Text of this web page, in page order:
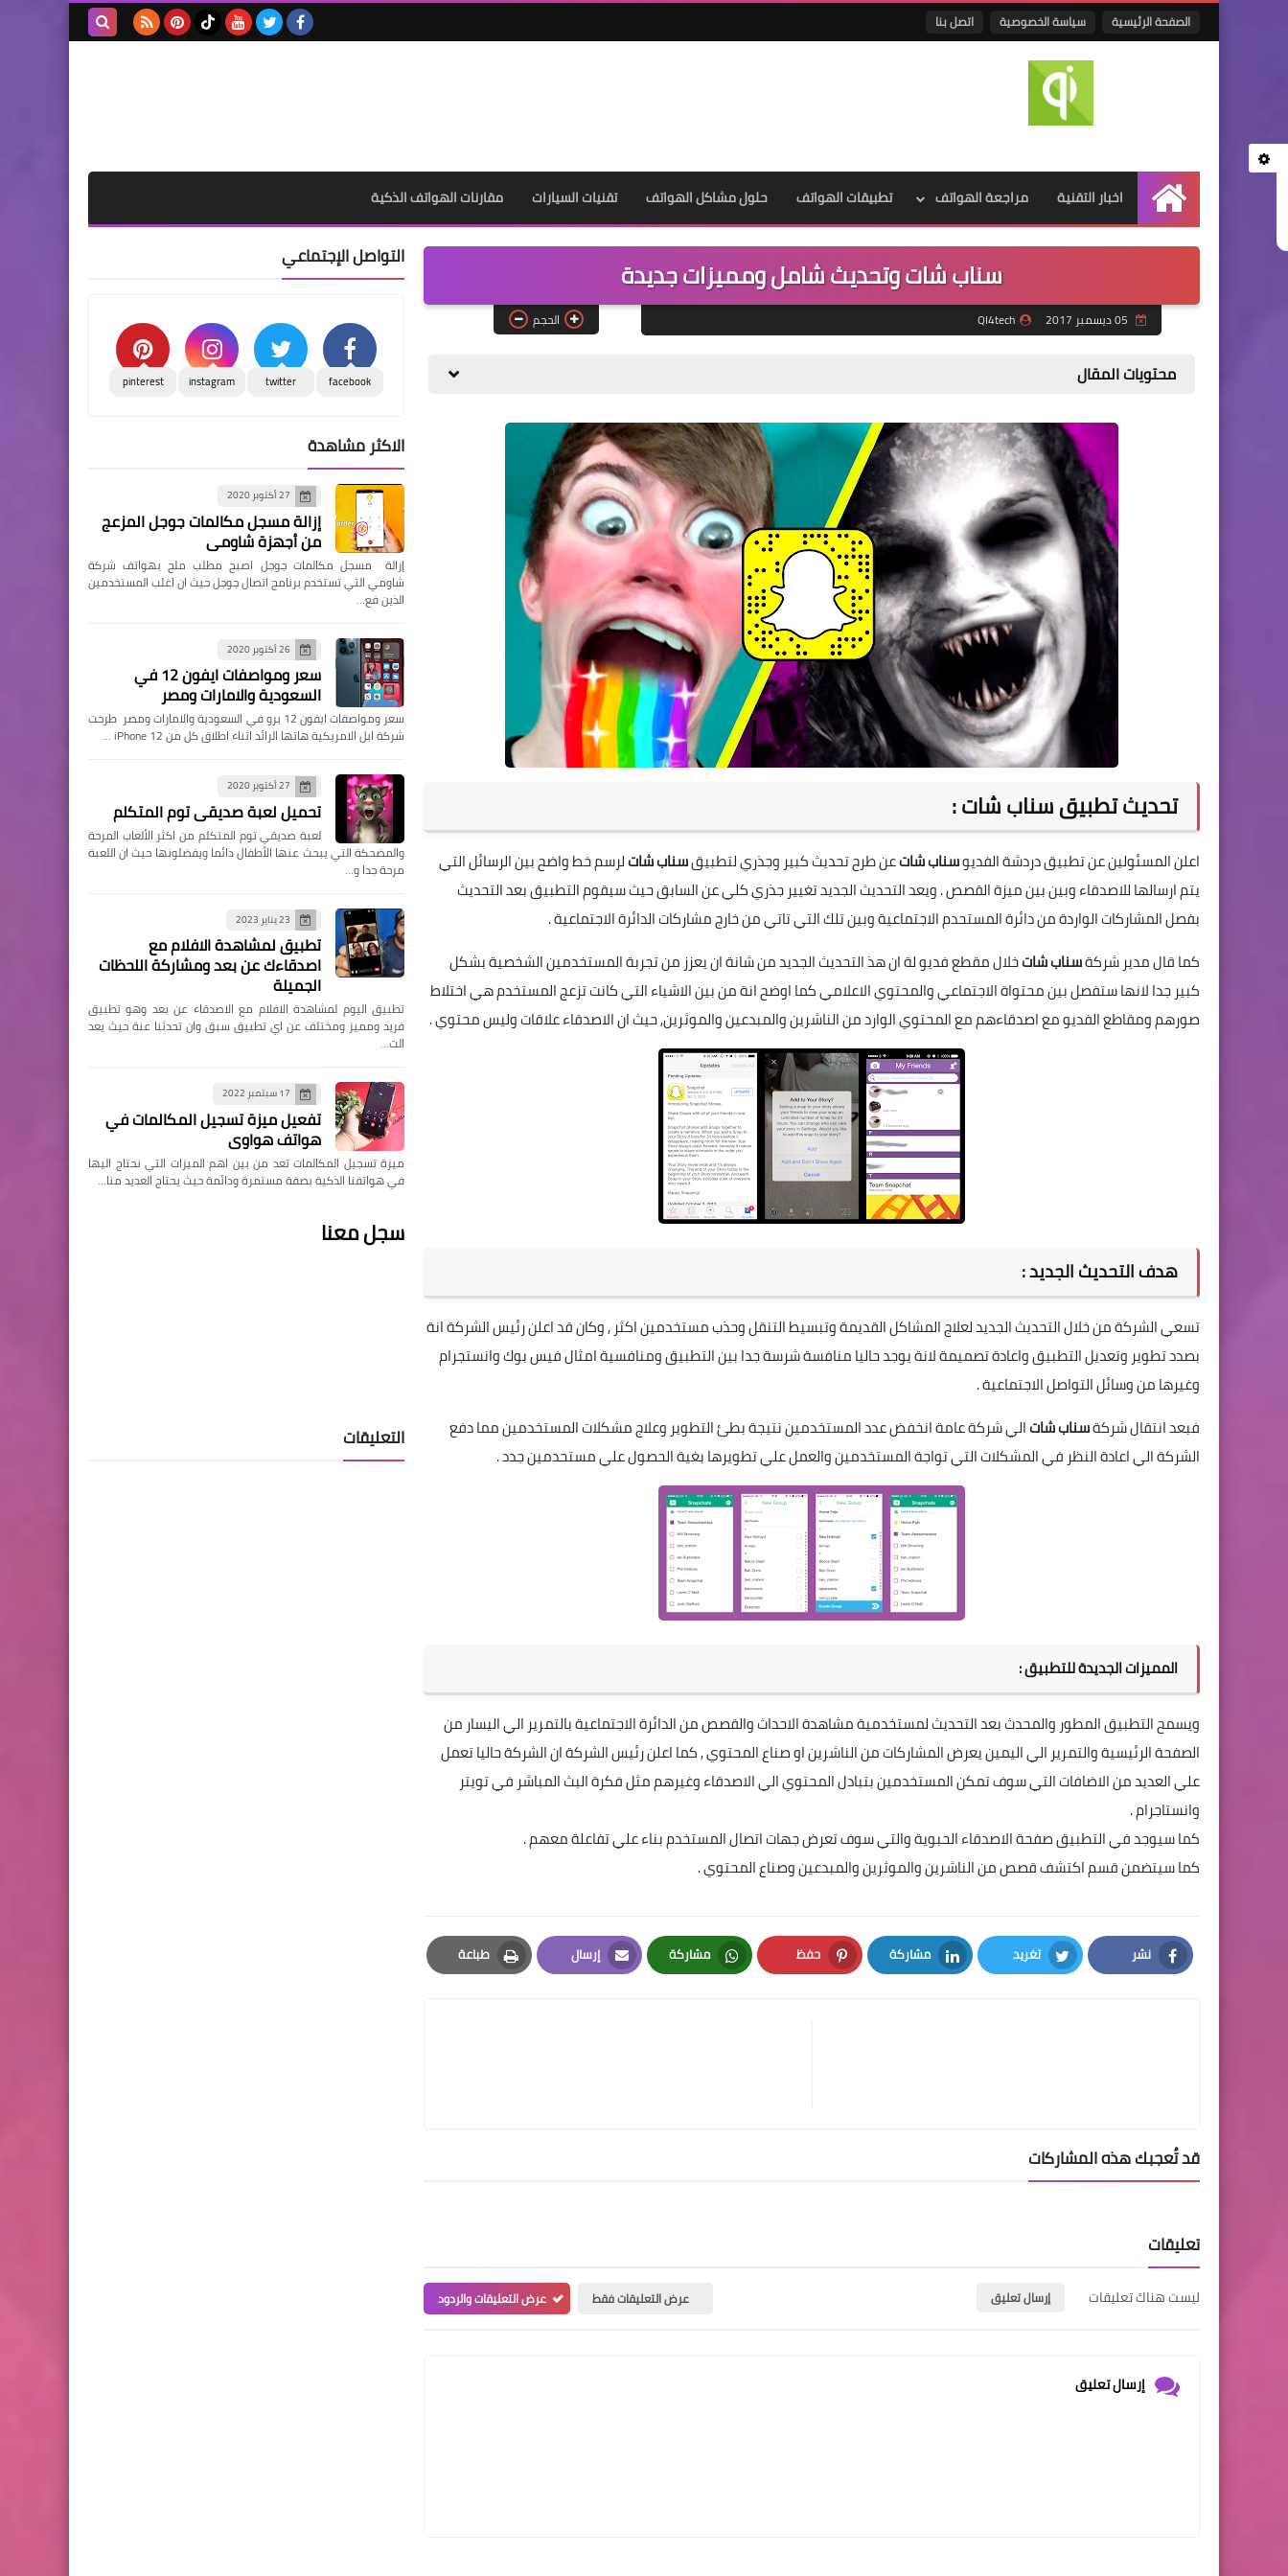
الصفحة الرئيسية سياسة الخصوصية اتصل بنا
الرئيسية
اخبار التقنية مراجعة الهواتف تطبيقات الهواتف حلول مشاكل الهواتف تقنيات السيارات مقارنات الهواتف الذكية
سناب شات وتحديث شامل ومميزات جديدة
QI4tech الحجم
محتويات المقال
تحديث تطبيق سناب شات :
اعلن المسئولين عن تطبيق دردشة الفديوسناب شاتعن طرح تحديث كبير وجذري لتطبيقسناب شاتلرسم خط واضح بين الرسائل التي
يتم ارسالها للاصدقاء وبين بين ميزة القصص . ويعد التحديث الجديد تغيير جذري كلي عن السابق حيث سيقوم التطبيق بعد التحديث
بفصل المشاركات الواردة من دائرة المستحدم الاجتماعية وبين تلك التي تاتي من خارج مشاركات الدائرة الاجتماعية .
كما قال مدير شركةسناب شاتخلال مقطع فديو لة ان هذ التحديث الجديد من شانة ان يعزز من تجربة المستخدمين الشخصية بشكل
كبير جدا لانها ستفصل بين محتواة الاجتماعي والمحتوي الاعلامي كما اوضح انة من بين الاشياء التي كانت تزعج المستخدم هي اختلاط
صورهم ومقاطع الفديو مع اصدقاءهم مع المحتوي الوارد من الناشرين والمبدعين والموثرين, حيث ان الاصدقاء علاقات وليس محتوي .
هدف التحديث الجديد :
تسعي الشركة من خلال التحديث الجديد لعلاج المشاكل القديمة وتبسيط التنقل وحذب مستخدمين اكثر , وكان قد اعلن رئيس الشركة انة
بصدد تطوير وتعديل التطبيق واعادة تصميمة لانة يوجد حاليا منافسة شرسة جدا بين التطبيق ومنافسية امثال فيس بوك وانستجرام
وغيرها من وسائل التواصل الاجتماعية .
فبعد انتقال شركةسناب شاتالي شركة عامة انخفض عدد المستخدمين نتيجة بطئ التطوير وعلاج مشكلات المستخدمين مما دفع
الشركة الي اعادة النظر في المشكلات التي تواجة المستخدمين والعمل علي تطويرها بغية الحصول علي مستحدمين جدد .
المميزات الجديدة للتطبيق :
ويسمح التطبيق المطور والمحدث بعد التحديث لمستخدمية مشاهدة الاحداث والقصص من الدائرة الاجتماعية بالتمرير الي اليسار من
الصفحة الرئيسية والتمرير الي اليمين يعرض المشاركات من الناشرين او صناع المحتوي , كما اعلن رئيس الشركة ان الشركة حاليا تعمل
علي العديد من الاضافات التي سوف تمكن المستخدمين بتبادل المحتوي الي الاصدقاء وغيرهم مثل فكرة البث المباشر في تويتر
وانستاجرام .
كما سيوجد في التطبيق صفحة الاصدقاء الحبوية والتي سوف تعرض جهات اتصال المستخدم بناء علي تفاعلة معهم .
كما سيتضمن قسم اكتشف قصص من الناشرين والموثرين والمبدعين وصناع المحتوي .
نشر
Facebook
تغريد
Twitter
مشاركة
LinkedIn
حفظ
Pinterest
مشاركة
Whatsapp
إرسال
Email
طباعة
Print
قد تُعجبك هذه المشاركات
تعليقات
ليست هناك تعليقات إرسال تعليق عرض التعليقات فقط عرض التعليقات والردود
إرسال تعليق
التواصل الإجتماعي
facebook
twitter
instagram
pinterest
الاكثر مشاهدة
27 أكتوبر 2020
إزالة مسجل مكالمات جوجل المزعج
من أجهزة شاومي
إزالة مسجل مكالمات جوجل اصبح مطلب ملح بهواتف شركة
شاومي التي تستخدم برنامج اتصال جوجل حيث ان اغلب المستخدمين
الذين فع…
26 أكتوبر 2020
سعر ومواصفات ايفون 12 في
السعودية والامارات ومصر
سعر ومواصفات ايفون 12 برو في السعودية والامارات ومصر طرحت
شركة ابل الامريكية هاتها الرائد اثناء اطلاق كل من iPhone 12 …
27 أكتوبر 2020
تحميل لعبة صديقي توم المتكلم
لعبة صديقي توم المتكلم من اكثر الألعاب المرحة
والمضحكة التي يبحث عنها الأطفال دائما ويفضلونها حيث ان اللعبة
مرحة جدا و…
23 يناير 2023
تطبيق لمشاهدة الافلام مع
اصدقاءك عن بعد ومشاركة اللحظات
الجميلة
تطبيق اليوم لمشاهدة الافلام مع الاصدقاء عن بعد وهو تطبيق
فريد ومميز ومختلف عن اي تطبيق سبق وان تحدثنا عنة حيث يعد
الت…
17 سبتمبر 2022
تفعيل ميزة تسجيل المكالمات في
هواتف هواوي
ميزة تسجيل المكالمات تعد من بين اهم الميزات التي نحتاج اليها
في هواتفنا الذكية بصفة مستمرة ودائمة حيث يحتاج العديد منا…
سجل معنا
التعليقات